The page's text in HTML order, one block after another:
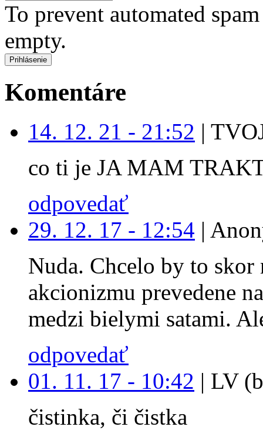
To prevent automated
empty.
Komentáre
14. 12. 21 - 21:52 |
co ti je JA MAM
odpovedať
29. 12. 17 - 12:54 |
Nuda. Chcelo by to
akcionizmu prevedene
medzi bielymi satami.
odpovedať
01. 11. 17 - 10:42 | LV
čistinka, či čistka